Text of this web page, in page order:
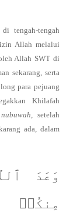
tengah-tengah
Allah melalui
Allah SWT di
sekarang, serta
para pejuang
Khilafah
, setelah
ada, dalam
وَعَدَ
مِنكُمۡ